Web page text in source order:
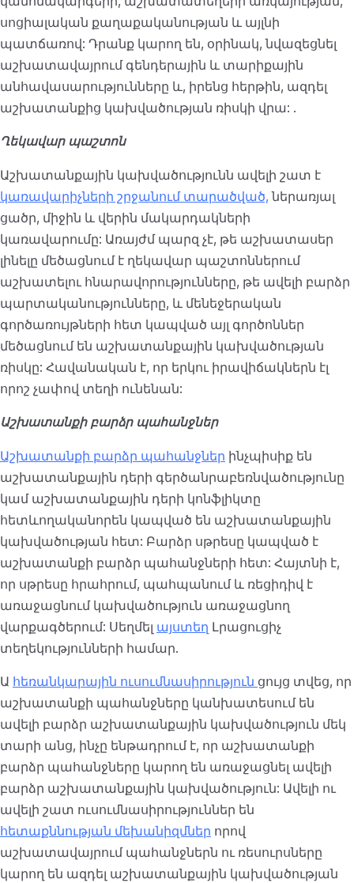
սոցիալական քաղաքականության և այլնի
պատճառով: Դրանք կարող են, օրինակ, նվազեցնել
աշխատավայրում գենդերային և տարիքային
անհավասարությունները և, իրենց հերթին, ազդել
աշխատանքից կախվածության ռիսկի վրա: .
Ղեկավար պաշտոն
Աշխատանքային կախվածությունն ավելի շատ է
կառավարիչների շրջանում տարածված, ներառյալ
ցածր, միջին և վերին մակարդակների
կառավարումը: Առայժմ պարզ չէ, թե աշխատասեր
լինելը մեծացնում է ղեկավար պաշտոններում
աշխատելու հնարավորությունները, թե ավելի բարձր
պարտականությունները, և մենեջերական
գործառույթների հետ կապված այլ գործոններ
մեծացնում են աշխատանքային կախվածության
ռիսկը: Հավանական է, որ երկու իրավիճակներն էլ
որոշ չափով տեղի ունենան:
Աշխատանքի բարձր պահանջներ
Աշխատանքի բարձր պահանջներ ինչպիսիք են
աշխատանքային դերի գերծանրաբեռնվածությունը
կամ աշխատանքային դերի կոնֆլիկտը
հետևողականորեն կապված են աշխատանքային
կախվածության հետ: Բարձր սթրեսը կապված է
աշխատանքի բարձր պահանջների հետ: Հայտնի է,
որ սթրեսը հրահրում, պահպանում և ռեցիդիվ է
առաջացնում կախվածություն առաջացնող
վարքագծերում: Սեղմել այստեղ Լրացուցիչ
տեղեկությունների համար.
Ա հեռանկարային ուսումնասիրություն ցույց տվեց, որ
աշխատանքի պահանջները կանխատեսում են
ավելի բարձր աշխատանքային կախվածություն մեկ
տարի անց, ինչը ենթադրում է, որ աշխատանքի
բարձր պահանջները կարող են առաջացնել ավելի
բարձր աշխատանքային կախվածություն: Ավելի ու
ավելի շատ ուսումնասիրություններ են
հետաքննության մեխանիզմներ որով
աշխատավայրում պահանջներն ու ռեսուրսները
կարող են ազդել աշխատանքային կախվածության